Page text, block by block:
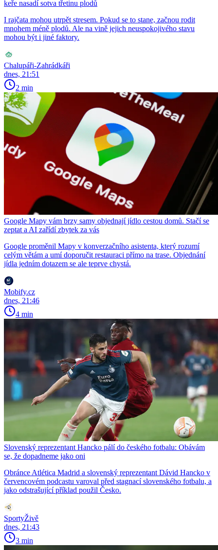
keře nasadí sotva třetinu plodů
I rajčata mohou utrpět stresem. Pokud se to stane, začnou rodit
mnohem méně plodů. Ale na vině jejich neuspokojivého stavu
mohou být i jiné faktory.
Chalupáři-Zahrádkáři
dnes, 21:51
2 min
Google Mapy vám brzy samy objednají jídlo cestou domů. Stačí se
zeptat a AI zařídí zbytek za vás
Google proměnil Mapy v konverzačního asistenta, který rozumí
celým větám a umí doporučit restauraci přímo na trase. Objednání
jídla jedním dotazem se ale teprve chystá.
Mobify.cz
dnes, 21:46
4 min
Slovenský reprezentant Hancko pálí do českého fotbalu: Obávám
se, že dopadneme jako oni
Obránce Atlética Madrid a slovenský reprezentant Dávid Hancko v
červencovém podcastu varoval před stagnací slovenského fotbalu, a
jako odstrašující příklad použil Česko.
SportyŽivě
dnes, 21:43
3 min